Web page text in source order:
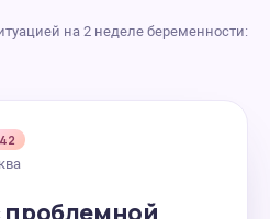
на 2 неделе беременности:
42
проблемной